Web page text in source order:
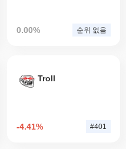
0.00% 순위 없음
Troll
-4.41% #401